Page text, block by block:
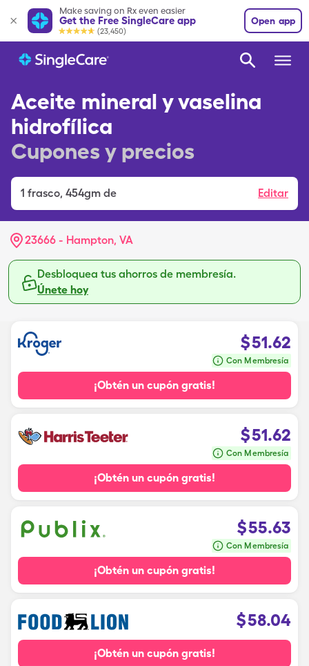
Make saving on Rx even easier
Get the Free SingleCare app
(23,450)
Open app
Aceite mineral y vaselina
hidrofílica
Cupones y precios
1 frasco, 454gm de Editar
23666 - Hampton, VA
Desbloquea tus ahorros de membresía.
Únete hoy
$51.62
Con Membresía
¡Obtén un cupón gratis!
$51.62
Con Membresía
¡Obtén un cupón gratis!
$55.63
Con Membresía
¡Obtén un cupón gratis!
$58.04
¡Obtén un cupón gratis!